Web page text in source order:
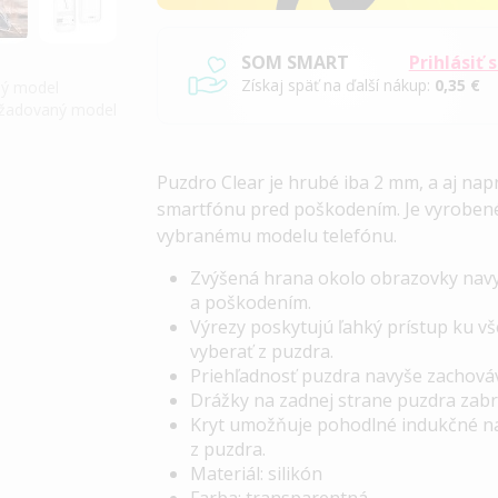
Prihlásiť
SOM SMART
Získaj späť na ďalší nákup: 0,35 €
Puzdro Clear je hrubé iba 2 mm, a aj
smartfónu pred poškodením. Je
vybranému modelu telefónu.
Zvýšená hrana okolo obrazovky
a poškodením.
Výrezy poskytujú ľahký prístup ku
vyberať z puzdra.
Priehľadnosť puzdra navyše
Drážky na zadnej strane puzdra
Kryt umožňuje pohodlné indukčné
z puzdra.
Materiál: silikón